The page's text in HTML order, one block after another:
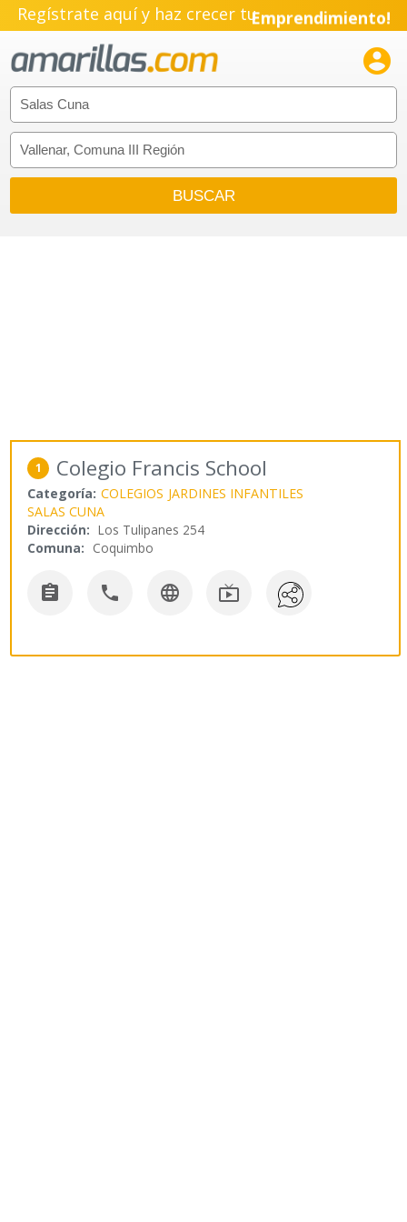
Regístrate aquí y haz crecer tuEmprendimiento!

1 Colegio Francis School
Categoría: COLEGIOS JARDINES INFANTILES
SALAS CUNA
Dirección: Los Tulipanes 254
Comuna: Coquimbo
   